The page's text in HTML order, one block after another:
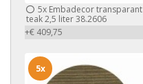
5x Embadecor transparant
teak 2,5 liter 38.2606
+€ 409,75
5x